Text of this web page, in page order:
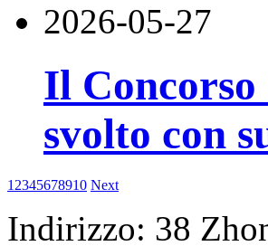
2026-05-27
Il
svolto con
1 2345678910 Next
Indirizzo: 38